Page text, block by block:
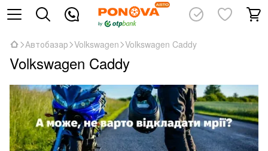
Автобазар Volkswagen Volkswagen Caddy
Volkswagen Caddy